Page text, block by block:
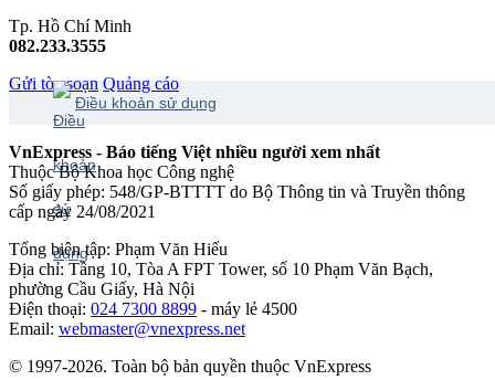
Tp. Hồ Chí Minh
082.233.3555
Gửi tòa soạn Quảng cáo
Điều khoản sử dụng
VnExpress - Báo tiếng Việt nhiều người xem nhất
Thuộc Bộ Khoa học Công nghệ
Số giấy phép: 548/GP-BTTTT do Bộ Thông tin và Truyền thông
cấp ngày 24/08/2021
Tổng biên tập: Phạm Văn Hiếu
Địa chỉ: Tầng 10, Tòa A FPT Tower, số 10 Phạm Văn Bạch,
phường Cầu Giấy, Hà Nội
Điện thoại: 024 7300 8899 - máy lẻ 4500
Email: webmaster@vnexpress.net
© 1997-2026. Toàn bộ bản quyền thuộc VnExpress